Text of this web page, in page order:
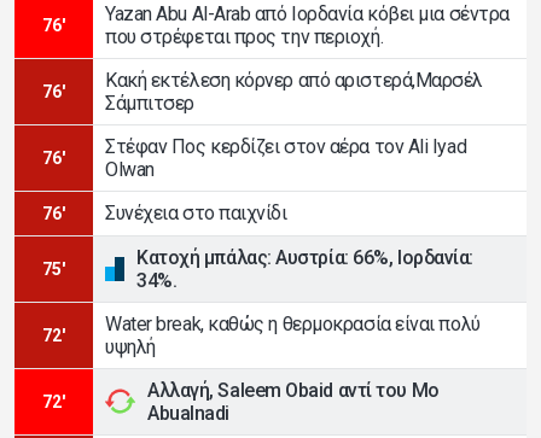
76'
Yazan Abu Al-Arab από Ιορδανία κόβει μια σέντρα
που στρέφεται προς την περιοχή.
76'
Κακή εκτέλεση κόρνερ από αριστερά,Μαρσέλ
Σάμπιτσερ
76'
Στέφαν Πος κερδίζει στον αέρα τον Ali Iyad
Olwan
76' Συνέχεια στο παιχνίδι
75'
Κατοχή μπάλας: Αυστρία: 66%, Ιορδανία:
34%.
72'
Water break, καθώς η θερμοκρασία είναι πολύ
υψηλή
72'
Αλλαγή, Saleem Obaid αντί του Mo
Abualnadi